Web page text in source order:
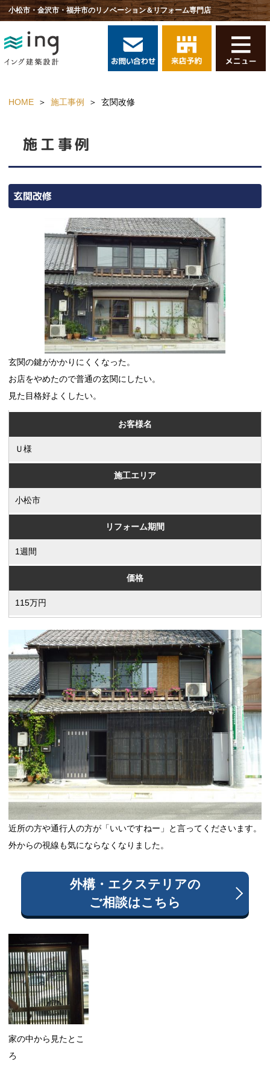
小松市・金沢市・福井市のリノベーション＆リフォーム専門店
HOME 施工事例 玄関改修
施工事例
玄関改修
玄関の鍵がかかりにくくなった。
お店をやめたので普通の玄関にしたい。
見た目格好よくしたい。
お客様名
Ｕ様
施工エリア
小松市
リフォーム期間
1週間
価格
115万円
近所の方や通行人の方が「いいですねー」と言ってくださいます。
外からの視線も気にならなくなりました。
外構・エクステリアの
ご相談はこちら
家の中から見たとこ
ろ